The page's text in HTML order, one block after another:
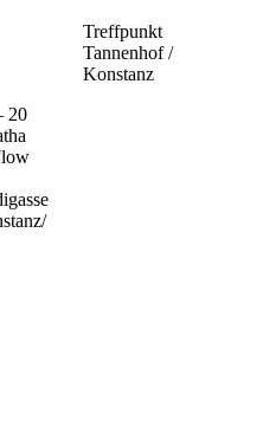
Treffpunkt
Tannenhof /
Konstanz
20